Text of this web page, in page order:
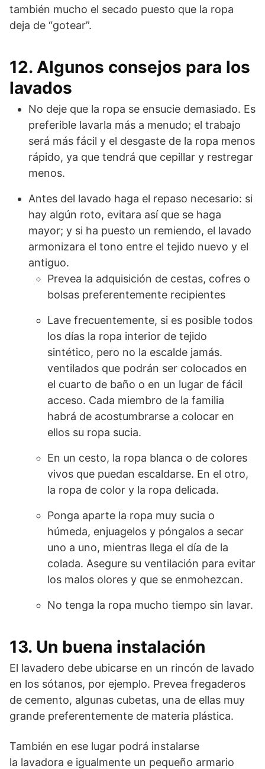
también mucho el secado puesto que la ropa
deja de “gotear”.
12. Algunos consejos para los
lavados
No deje que la ropa se ensucie demasiado. Es
preferible lavarla más a menudo; el trabajo
será más fácil y el desgaste de la ropa menos
rápido, ya que tendrá que cepillar y restregar
menos.
Antes del lavado haga el repaso necesario: si
hay algún roto, evitara así que se haga
mayor; y si ha puesto un remiendo, el lavado
armonizara el tono entre el tejido nuevo y el
antiguo.
Prevea la adquisición de cestas, cofres o
bolsas preferentemente recipientes
Lave frecuentemente, si es posible todos
los días la ropa interior de tejido
sintético, pero no la escalde jamás.
ventilados que podrán ser colocados en
el cuarto de baño o en un lugar de fácil
acceso. Cada miembro de la familia
habrá de acostumbrarse a colocar en
ellos su ropa sucia.
En un cesto, la ropa blanca o de colores
vivos que puedan escaldarse. En el otro,
la ropa de color y la ropa delicada.
Ponga aparte la ropa muy sucia o
húmeda, enjuagelos y póngalos a secar
uno a uno, mientras llega el día de la
colada. Asegure su ventilación para evitar
los malos olores y que se enmohezcan.
No tenga la ropa mucho tiempo sin lavar.
13. Un buena instalación
El lavadero debe ubicarse en un rincón de lavado
en los sótanos, por ejemplo. Prevea fregaderos
de cemento, algunas cubetas, una de ellas muy
grande preferentemente de materia plástica.
También en ese lugar podrá instalarse
la lavadora e igualmente un pequeño armario